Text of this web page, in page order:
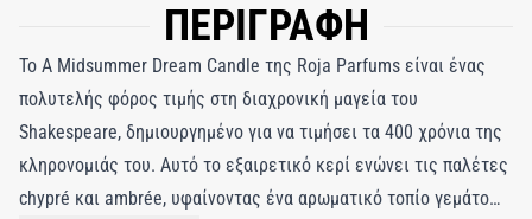
ΠΕΡΙΓΡΑΦΗ
Το A Midsummer Dream Candle της Roja Parfums είναι ένας
πολυτελής φόρος τιμής στη διαχρονική μαγεία του
Shakespeare, δημιουργημένο για να τιμήσει τα 400 χρόνια της
κληρονομιάς του. Αυτό το εξαιρετικό κερί ενώνει τις παλέτες
chypré και ambrée, υφαίνοντας ένα αρωματικό τοπίο γεμάτο